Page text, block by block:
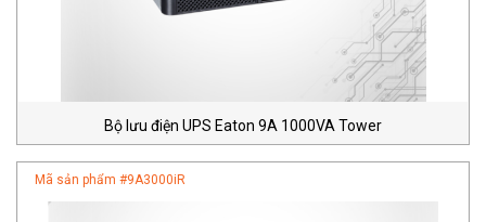
Bộ lưu điện UPS Eaton 9A 1000VA Tower
Mã sản phẩm #9A3000iR